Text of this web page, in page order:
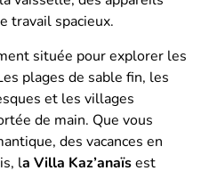
travail spacieux.
située pour explorer les
plages de sable fin, les
et les villages
de main. Que vous
des vacances en
la Villa Kaz’anaïsest